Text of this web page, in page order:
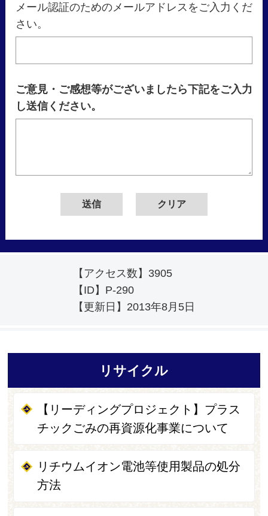
メール認証のためのメールアドレスをご入力くだ
さい。
ご意見・ご感想等がございましたら下記をご入力
し送信ください。
【アクセス数】 3905
【ID】 P-290
【更新日】 2013年8月5日
リサイクル
【リーディングプロジェクト】プラス
チックごみの再資源化事業について
リチウムイオン電池等使用製品の処分
方法